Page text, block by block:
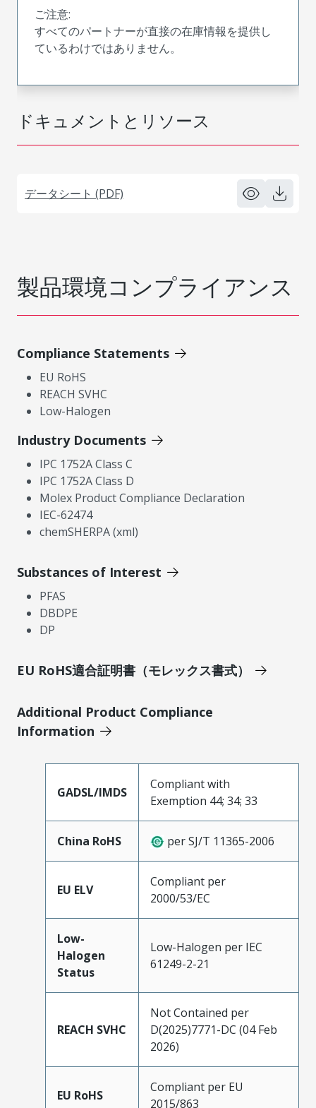
ドキュメントとリソース
データシート (PDF)
ご注意:
すべてのパートナーが直接の在庫情報を提供し
ているわけではありません。
製品環境コンプライアンス
Compliance Statements
EU RoHS
REACH SVHC
Low-Halogen
Industry Documents
IPC 1752A Class C
IPC 1752A Class D
Molex Product Compliance Declaration
IEC-62474
chemSHERPA (xml)
Substances of Interest
PFAS
DBDPE
DP
EU RoHS適合証明書（モレックス書式）
Additional Product Compliance
Information
GADSL/IMDS
Compliant with
Exemption 44; 34; 33
China RoHS per SJ/T 11365-2006
EU ELV
Compliant per
2000/53/EC
Low-
Halogen
Status
Low-Halogen per IEC
61249-2-21
REACH SVHC
Not Contained per
D(2025)7771-DC (04 Feb
2026)
EU RoHS
Compliant per EU
2015/863